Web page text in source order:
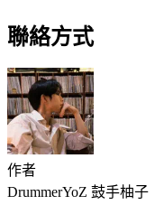
聯絡方式
作者
DrummerYoZ 鼓手柚子